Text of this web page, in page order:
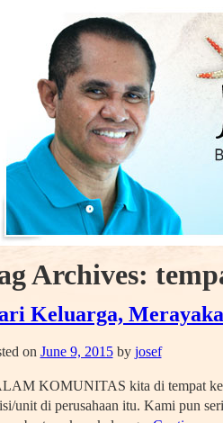
Archives:
Keluarga,
on June 9, 2015 by josef
KOMUNITAS kita di tempat
unit di perusahaan itu. Kami pun